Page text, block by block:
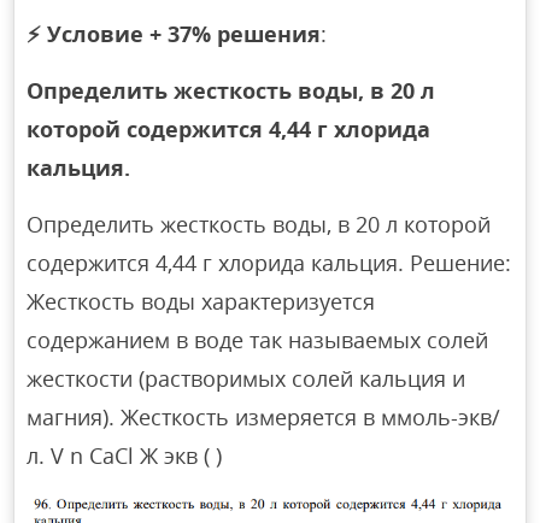
⚡ Условие + 37% решения:
Определить жесткость воды, в 20 л
которой содержится 4,44 г хлорида
кальция.
Определить жесткость воды, в 20 л которой
содержится 4,44 г хлорида кальция. Решение:
Жесткость воды характеризуется
содержанием в воде так называемых солей
жесткости (растворимых солей кальция и
магния). Жесткость измеряется в ммоль-экв/
л. V n СaCl Ж экв ( )